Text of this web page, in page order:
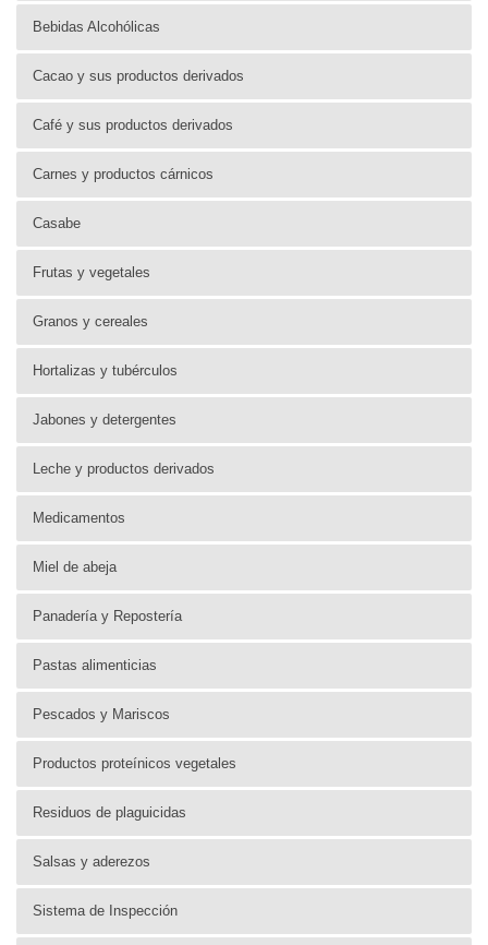
Bebidas Alcohólicas
Cacao y sus productos derivados
Café y sus productos derivados
Carnes y productos cárnicos
Casabe
Frutas y vegetales
Granos y cereales
Hortalizas y tubérculos
Jabones y detergentes
Leche y productos derivados
Medicamentos
Miel de abeja
Panadería y Repostería
Pastas alimenticias
Pescados y Mariscos
Productos proteínicos vegetales
Residuos de plaguicidas
Salsas y aderezos
Sistema de Inspección